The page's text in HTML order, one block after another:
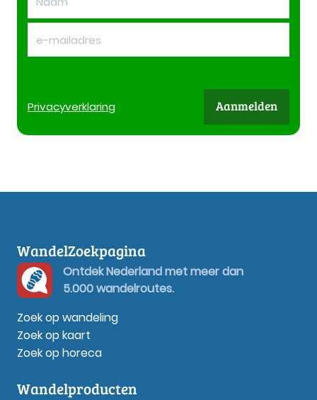
Privacyverklaring Aanmelden
WandelZoekpagina
Ontdek Nederland met meer dan
5.000 wandelroutes.
Zoek op wandeling
Zoek op kaart
Zoek op horeca
Wandelproducten